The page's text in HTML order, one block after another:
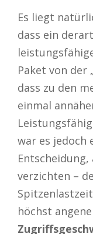
Es liegt
dass ein
Paket von der
dass zu den
einmal
war es jedoch
Entscheidung,
verzichten –
höchst